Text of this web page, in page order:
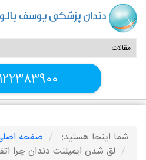
دندان پزشکی یوسف
شما اینجا هستید: صفحه
لق شدن ایمپلنت دندان چرا